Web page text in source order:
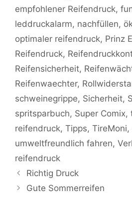
empfohlener Reifendruck,
leddruckalarm, nachfüllen,
optimaler reifendruck, Prinz
Reifendruck,
Reifensicherheit,
Reifenwaechter,
schweinegrippe, Sicherheit,
spritsparbuch, Super Comix,
reifendruck, Tipps, TireMoni,
umweltfreundlich fahren,
reifendruck
Richtig Druck
Gute Sommerreifen